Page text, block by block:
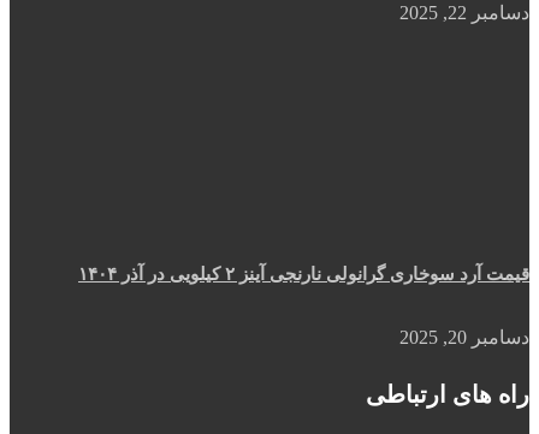
دسامبر 22, 2025
قیمت آرد سوخاری گرانولی نارنجی آینز ۲ کیلویی در آذر ۱۴۰۴
دسامبر 20, 2025
راه های ارتباطی